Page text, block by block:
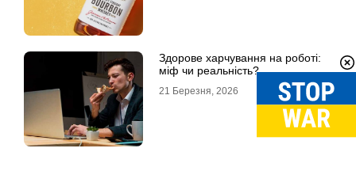
Здорове харчування на роботі:
міф чи реальність?
21 Березня, 2026